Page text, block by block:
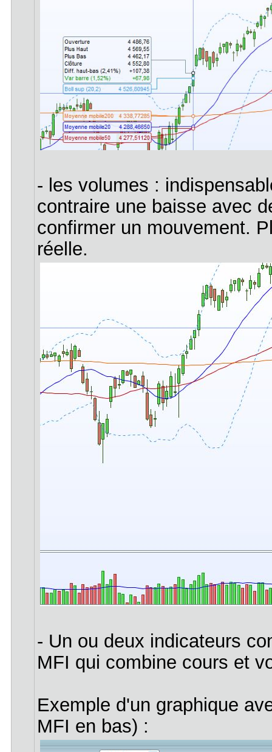
- les volumes :
contraire une baisse avec
confirmer un mouvement.
réelle.
- Un ou deux indicateurs
MFI qui combine cours et
Exemple d'un graphique
MFI en bas) :